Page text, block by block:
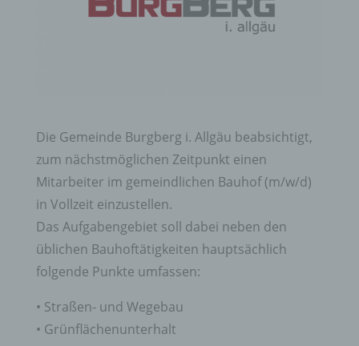
Die Gemeinde Burgberg i. Allgäu beabsichtigt,
zum nächstmöglichen Zeitpunkt einen
Mitarbeiter im gemeindlichen Bauhof (m/w/d)
in Vollzeit einzustellen.
Das Aufgabengebiet soll dabei neben den
üblichen Bauhoftätigkeiten hauptsächlich
folgende Punkte umfassen:
• Straßen- und Wegebau
• Grünflächenunterhalt